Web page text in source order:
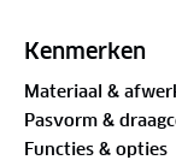
vulling, wat
je heerlijk vrij
beeldschone
Kenmerken
Materiaal &
Pasvorm &
Functies & opties